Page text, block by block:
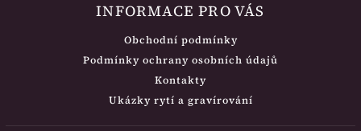
INFORMACE PRO VÁS
Obchodní podmínky
Podmínky ochrany osobních údajů
Kontakty
Ukázky rytí a gravírování